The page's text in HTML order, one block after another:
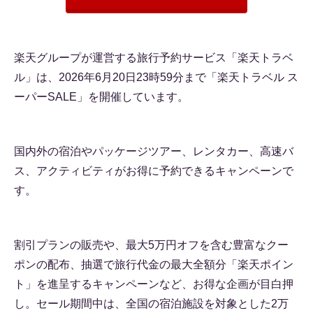
楽天グループが運営する旅行予約サービス「楽天トラベ
ル」は、2026年6月20日23時59分まで「楽天トラベル ス
ーパーSALE」を開催しています。
国内外の宿泊やパッケージツアー、レンタカー、高速バ
ス、アクティビティがお得に予約できるキャンペーンで
す。
割引プランの販売や、最大5万円オフを含む豊富なクー
ポンの配布、抽選で旅行代金の最大全額分「楽天ポイン
ト」を進呈するキャンペーンなど、お得な企画が目白押
し。セール期間中は、全国の宿泊施設を対象とした2万